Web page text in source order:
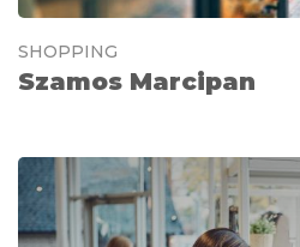
SHOPPING
Szamos Marcipan